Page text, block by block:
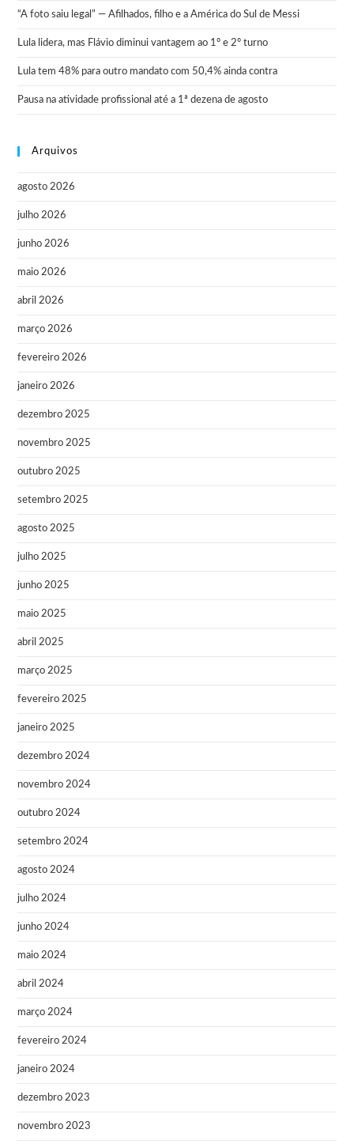
“A foto saiu legal” — Afilhados, filho e a América do Sul de Messi
Lula lidera, mas Flávio diminui vantagem ao 1º e 2º turno
Lula tem 48% para outro mandato com 50,4% ainda contra
Pausa na atividade profissional até a 1ª dezena de agosto
Arquivos
agosto 2026
julho 2026
junho 2026
maio 2026
abril 2026
março 2026
fevereiro 2026
janeiro 2026
dezembro 2025
novembro 2025
outubro 2025
setembro 2025
agosto 2025
julho 2025
junho 2025
maio 2025
abril 2025
março 2025
fevereiro 2025
janeiro 2025
dezembro 2024
novembro 2024
outubro 2024
setembro 2024
agosto 2024
julho 2024
junho 2024
maio 2024
abril 2024
março 2024
fevereiro 2024
janeiro 2024
dezembro 2023
novembro 2023